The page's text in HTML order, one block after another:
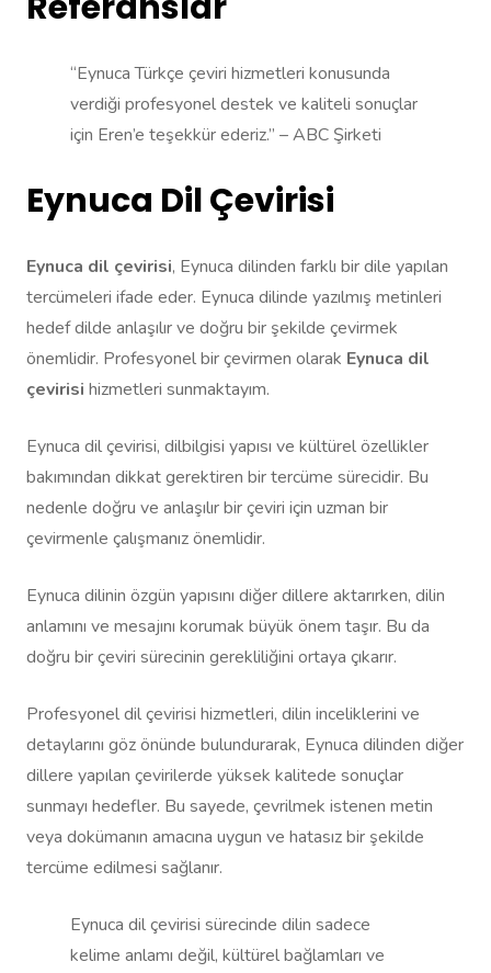
“Eynuca Türkçe çeviri hizmetleri konusunda
verdiği profesyonel destek ve kaliteli sonuçlar
için Eren’e teşekkür ederiz.” – ABC Şirketi
Eynuca Dil Çevirisi
Eynuca dil çevirisi, Eynuca dilinden farklı bir dile yapılan
tercümeleri ifade eder. Eynuca dilinde yazılmış metinleri
hedef dilde anlaşılır ve doğru bir şekilde çevirmek
önemlidir. Profesyonel bir çevirmen olarak Eynuca dil
çevirisi hizmetleri sunmaktayım.
Eynuca dil çevirisi, dilbilgisi yapısı ve kültürel özellikler
bakımından dikkat gerektiren bir tercüme sürecidir. Bu
nedenle doğru ve anlaşılır bir çeviri için uzman bir
çevirmenle çalışmanız önemlidir.
Eynuca dilinin özgün yapısını diğer dillere aktarırken, dilin
anlamını ve mesajını korumak büyük önem taşır. Bu da
doğru bir çeviri sürecinin gerekliliğini ortaya çıkarır.
Profesyonel dil çevirisi hizmetleri, dilin inceliklerini ve
detaylarını göz önünde bulundurarak, Eynuca dilinden diğer
dillere yapılan çevirilerde yüksek kalitede sonuçlar
sunmayı hedefler. Bu sayede, çevrilmek istenen metin
veya dokümanın amacına uygun ve hatasız bir şekilde
tercüme edilmesi sağlanır.
Eynuca dil çevirisi sürecinde dilin sadece
kelime anlamı değil, kültürel bağlamları ve